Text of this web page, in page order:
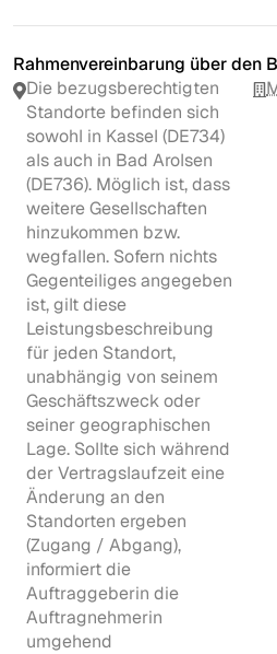
Rahmenvereinbarung über den
Die bezugsberechtigten
Standorte befinden sich
sowohl in Kassel (DE734)
als auch in Bad Arolsen
(DE736). Möglich ist, dass
weitere Gesellschaften
hinzukommen bzw.
wegfallen. Sofern nichts
Gegenteiliges angegeben
ist, gilt diese
Leistungsbeschreibung
für jeden Standort,
unabhängig von seinem
Geschäftszweck oder
seiner geographischen
Lage. Sollte sich während
der Vertragslaufzeit eine
Änderung an den
Standorten ergeben
(Zugang / Abgang),
informiert die
Auftraggeberin die
Auftragnehmerin
umgehend